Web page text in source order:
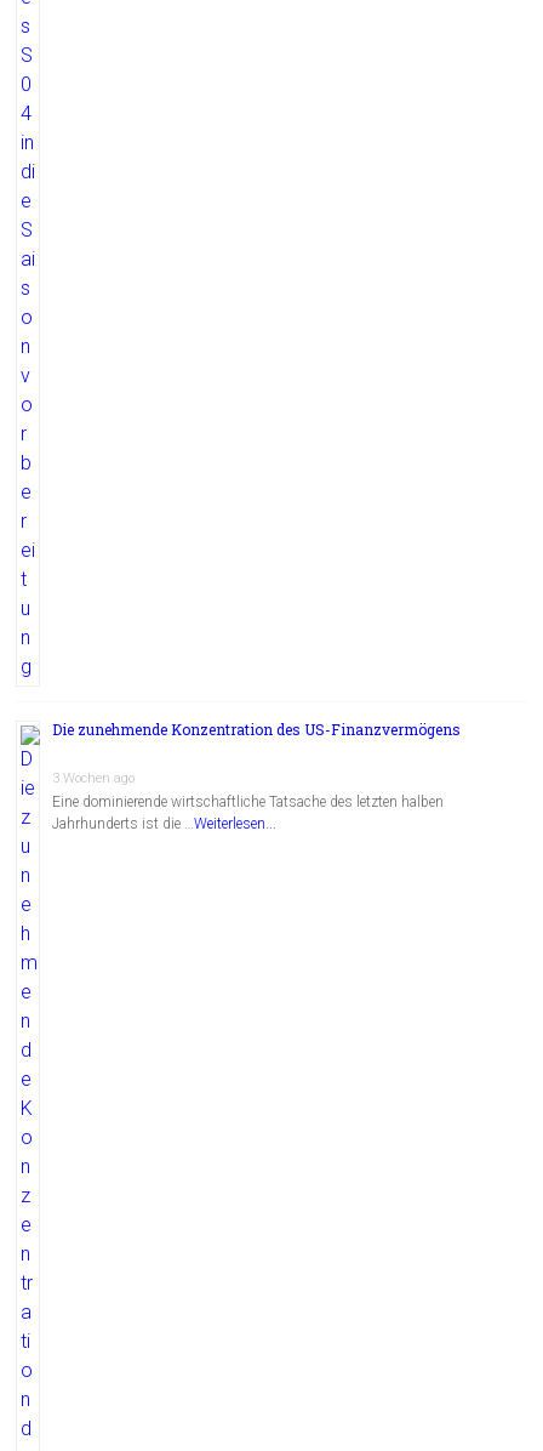
Die zunehmende Konzentration des US-Finanzvermögens
3 Wochen ago
Eine dominierende wirtschaftliche Tatsache des letzten halben
Jahrhunderts ist die …Weiterlesen...